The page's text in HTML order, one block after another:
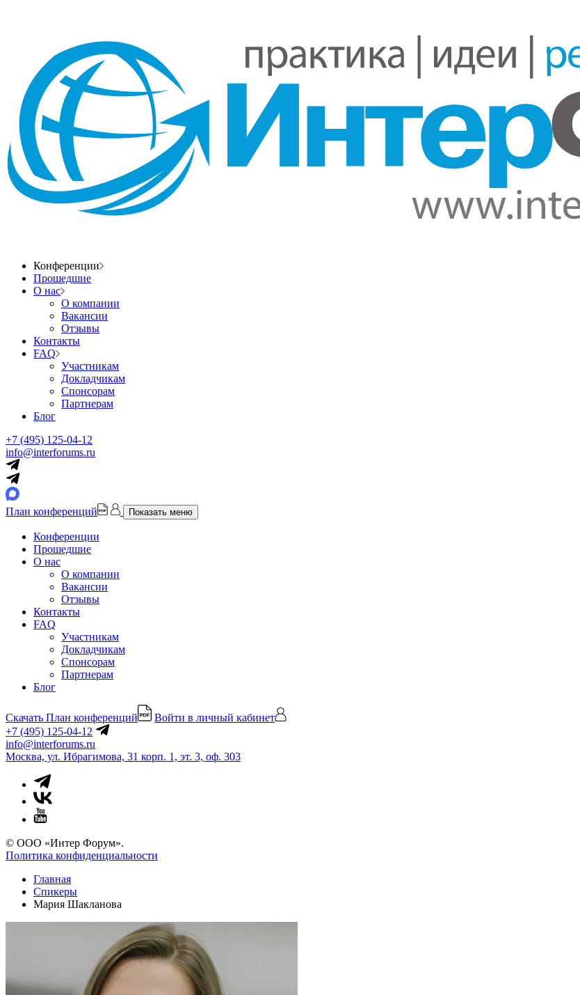
Конференции
Прошедшие
О нас
О компании
Вакансии
Отзывы
Контакты
FAQ
Участникам
Докладчикам
Спонсорам
Партнерам
Блог
+7 (495) 125-04-12
info@interforums.ru
План конференций Показать меню
Конференции
Прошедшие
О нас
О компании
Вакансии
Отзывы
Контакты
FAQ
Участникам
Докладчикам
Спонсорам
Партнерам
Блог
Скачать План конференций
Войти в личный кабинет
+7 (495) 125-04-12
info@interforums.ru
Москва, ул. Ибрагимова, 31 корп. 1, эт. 3, оф. 303
© ООО «Интер Форум».
Политика конфиденциальности
Главная
Спикеры
Мария Шакланова